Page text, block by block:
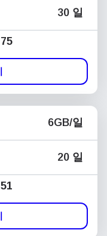
30 일
75
6GB/일
20 일
51